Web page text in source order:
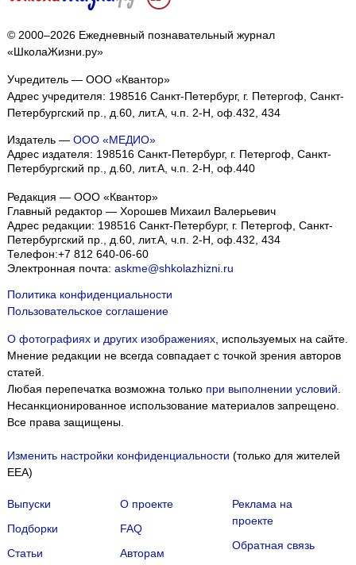
© 2000–2026 Ежедневный познавательный журнал
«ШколаЖизни.ру»
Учредитель — ООО «Квантор»
Адрес учредителя: 198516 Санкт-Петербург, г. Петергоф, Санкт-
Петербургский пр., д.60, лит.А, ч.п. 2-Н, оф.432, 434
Издатель — ООО «МЕДИО»
Адрес издателя: 198516 Санкт-Петербург, г. Петергоф, Санкт-
Петербургский пр., д.60, лит.А, ч.п. 2-Н, оф.440
Редакция — ООО «Квантор»
Главный редактор — Хорошев Михаил Валерьевич
Адрес редакции: 198516 Санкт-Петербург, г. Петергоф, Санкт-
Петербургский пр., д.60, лит.А, ч.п. 2-Н, оф.432, 434
Телефон:+7 812 640-06-60
Электронная почта: askme@shkolazhizni.ru
Политика конфиденциальности
Пользовательское соглашение
О фотографиях и других изображениях, используемых на сайте.
Мнение редакции не всегда совпадает с точкой зрения авторов
статей.
Любая перепечатка возможна только при выполнении условий.
Несанкционированное использование материалов запрещено.
Все права защищены.
Изменить настройки конфиденциальности (только для жителей
EEA)
Выпуски
Подборки
Статьи
О проекте
FAQ
Авторам
Реклама на
проекте
Обратная связь
Мы собираем файлы cookie и применяемЯндекс.Метрику
Подробнее ПРИНЯТЬ